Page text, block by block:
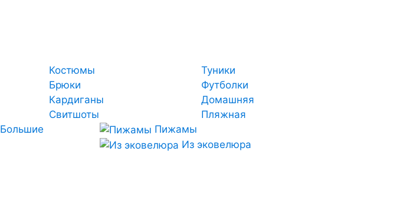
Костюмы
Туники
Брюки
Футболки
Кардиганы
Домашняя
Свитшоты
Пляжная
Большие
Пижамы
Из эковелюра